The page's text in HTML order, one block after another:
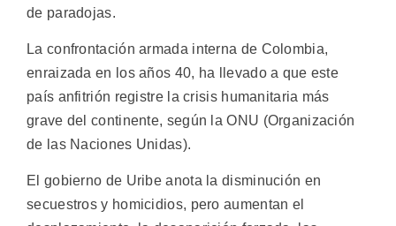
de paradojas.
La confrontación armada interna de Colombia,
enraizada en los años 40, ha llevado a que este
país anfitrión registre la crisis humanitaria más
grave del continente, según la ONU (Organización
de las Naciones Unidas).
El gobierno de Uribe anota la disminución en
secuestros y homicidios, pero aumentan el